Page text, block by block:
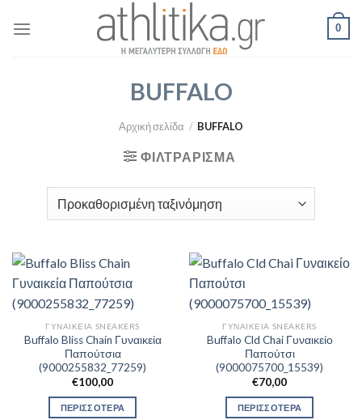
0
BUFFALO
Αρχική σελίδα / BUFFALO
ΦΙΛΤΡΆΡΙΣΜΑ
ΓΥΝΑΙΚΕΊΑ SNEAKERS
Buffalo Bliss Chain Γυναικεία
Παπούτσια
(9000255832_77259)
€100,00
ΠΕΡΙΣΣΟΤΕΡΑ
ΓΥΝΑΙΚΕΊΑ SNEAKERS
Buffalo Cld Chai Γυναικείο
Παπούτσι
(9000075700_15539)
€70,00
ΠΕΡΙΣΣΟΤΕΡΑ